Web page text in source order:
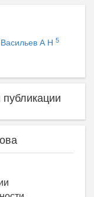
Васильев А Н 5